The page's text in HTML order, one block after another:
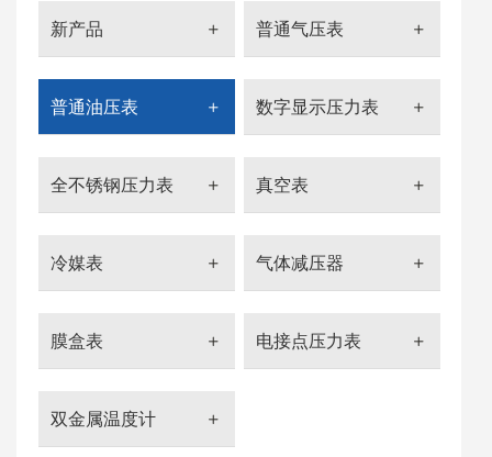
新产品 普通气压表
普通油压表 数字显示压力表
全不锈钢压力表 真空表
冷媒表 气体减压器
膜盒表 电接点压力表
双金属温度计